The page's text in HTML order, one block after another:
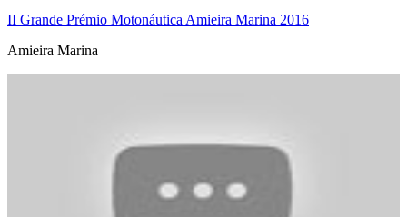
II Grande Prémio Motonáutica Amieira Marina 2016
Amieira Marina